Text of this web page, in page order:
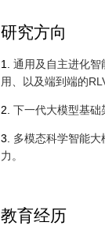
研究方向
1. 通用及自主进化智
用、以及端到端的
2. 下一代大模型基础
3. 多模态科学智能大
力。
教育经历